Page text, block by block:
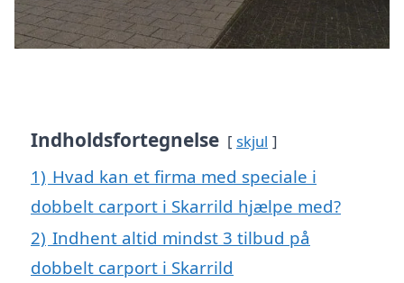
Indholdsfortegnelse skjul
1) Hvad kan et firma med speciale i
dobbelt carport i Skarrild hjælpe med?
2) Indhent altid mindst 3 tilbud på
dobbelt carport i Skarrild